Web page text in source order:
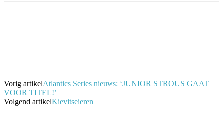
Vorig artikelAtlantics Series nieuws: ‘JUNIOR STROUS GAAT
VOOR TITEL!’
Volgend artikelKievitseieren